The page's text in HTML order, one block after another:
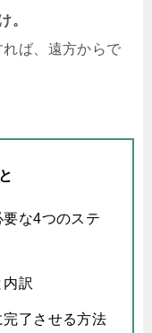
。
ば、遠方からで
な4つのステ
訳
了させる方法